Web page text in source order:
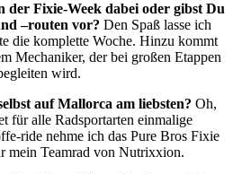
der Fixie-Week dabei oder gibst Du
–routen vor? Den Spaß lasse ich
die komplette Woche. Hinzu kommt
Mechaniker, der bei großen Etappen
wird.
auf Mallorca am liebsten? Oh,
für alle Radsportarten einmalige
ride nehme ich das Pure Bros Fixie
mein Teamrad von Nutrixxion.